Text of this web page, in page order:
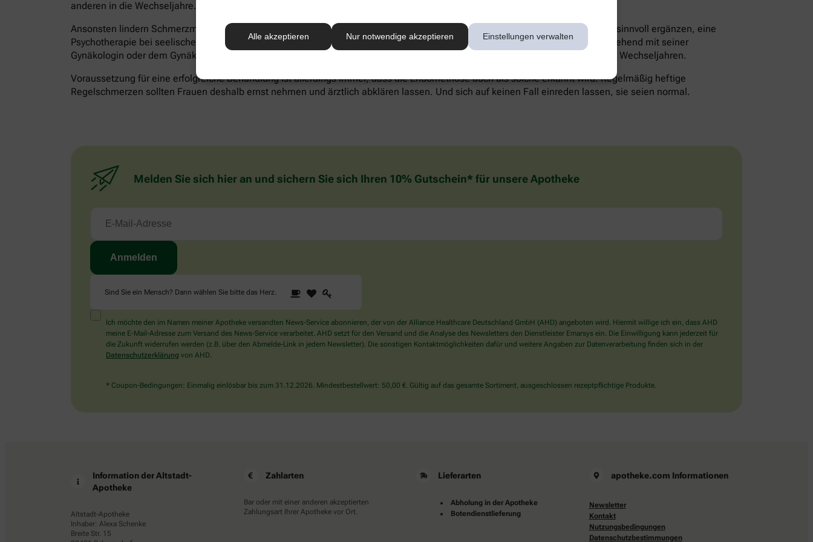
Alle akzeptieren Nur notwendige akzeptieren Einstellungen verwalten
anderen in die Wechseljahre.
Ansonsten lindern Schmerzmittel akute Beschwerden, alternative Methoden wie Entspannungstechniken können die Therapie sinnvoll ergänzen, eine
Psychotherapie bei seelischen Belastungen hilfreich sein. Welche Behandlung die individuell richtige ist, sollte man daher eingehend mit seiner
Gynäkologin oder dem Gynäkologen besprechen. Wichtig zu wissen: In den meisten Fällen verschwinden die Probleme mit den Wechseljahren.
Voraussetzung für eine erfolgreiche Behandlung ist allerdings immer, dass die Endometriose auch als solche erkannt wird. Regelmäßig heftige
Regelschmerzen sollten Frauen deshalb ernst nehmen und ärztlich abklären lassen. Und sich auf keinen Fall einreden lassen, sie seien normal.
Melden Sie sich hier an und sichern Sie sich Ihren 10% Gutschein* für unsere Apotheke
Sind Sie ein Mensch? Dann wählen Sie bitte das Herz
Sind
Sie
Mensch?
Dann
wählen
Herz.
1 2
Ich möchte den im Namen meiner Apotheke versandten News-Service abonnieren, der von der Alliance Healthcare Deutschland GmbH (AHD) angeboten wird. Hiermit willige ich ein, dass AHD
meine E-Mail-Adresse zum Versand des News-Service verarbeitet. AHD setzt für den Versand und die Analyse des Newsletters den Dienstleister Emarsys ein. Die Einwilligung kann jederzeit für
die Zukunft widerrufen werden (z.B. über den Abmelde-Link in jedem Newsletter). Die sonstigen Kontaktmöglichkeiten dafür und weitere Angaben zur Datenverarbeitung finden sich in der
Datenschutzerklärung von AHD.
* Coupon-Bedingungen: Einmalig einlösbar bis zum 31.12.2026. Mindestbestellwert: 50,00 €. Gültig auf das gesamte Sortiment, ausgeschlossen rezeptpflichtige Produkte.
Information der Altstadt-
Apotheke
Altstadt-Apotheke
Inhaber: Alexa Schenke
Breite Str. 15
Zahlarten
Bar oder mit einer anderen akzeptierten
Zahlungsart Ihrer Apotheke vor Ort.
Lieferarten
Abholung in der Apotheke
Botendienstlieferung
apotheke.com Informationen
Newsletter
Kontakt
Nutzungsbedingungen
Datenschutzbestimmungen